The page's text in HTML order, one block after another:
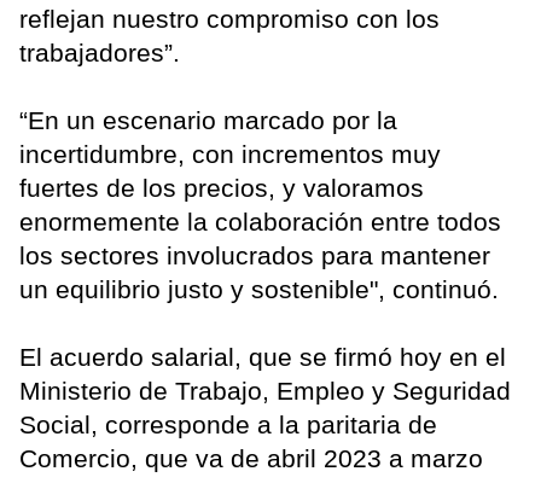
reflejan nuestro compromiso con los
trabajadores”.
“En un escenario marcado por la
incertidumbre, con incrementos muy
fuertes de los precios, y valoramos
enormemente la colaboración entre todos
los sectores involucrados para mantener
un equilibrio justo y sostenible", continuó.
El acuerdo salarial, que se firmó hoy en el
Ministerio de Trabajo, Empleo y Seguridad
Social, corresponde a la paritaria de
Comercio, que va de abril 2023 a marzo